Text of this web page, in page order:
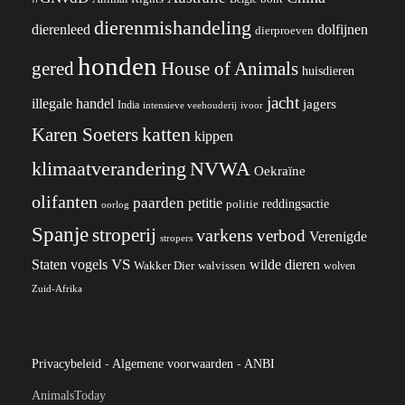
dierenleed dierenmishandeling dierproeven dolfijnen
geredhonden House of Animals huisdieren
illegale handel India intensieve veehouderij ivoor jacht jagers
Karen Soeterskatten kippen
klimaatverandering NVWA Oekraïne
olifanten oorlog paarden petitie politie reddingsactie
Spanjestroperij stropers varkens verbod Verenigde
Staten vogels VS Wakker Dier walvissen wilde dieren wolven
Zuid-Afrika
Privacybeleid - Algemene voorwaarden - ANBI
AnimalsToday